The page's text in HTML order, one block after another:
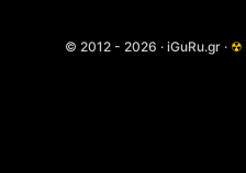
© 2012 - 2026 · iGuRu.gr · ☢